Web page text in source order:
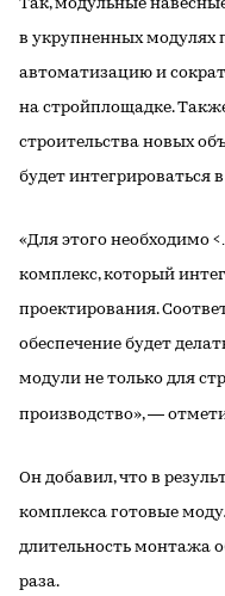
Так, модульные
в укрупненных модулях
автоматизацию и
на стройплощадке.
строительства новых
будет интегрироваться
«Для этого необходимо
комплекс, который
проектирования.
обеспечение будет
модули не только для
производство», —
Он добавил, что в
комплекса готовые
длительность монтажа
раза.